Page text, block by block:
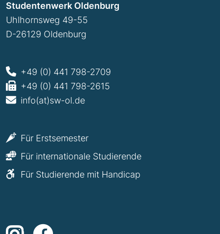
Studentenwerk Oldenburg
Uhlhornsweg 49-55
D-26129 Oldenburg
+49 (0) 441 798-2709
+49 (0) 441 798-2615
info(at)sw-ol.de
Für Erstsemester
Für internationale Studierende
Für Studierende mit Handicap